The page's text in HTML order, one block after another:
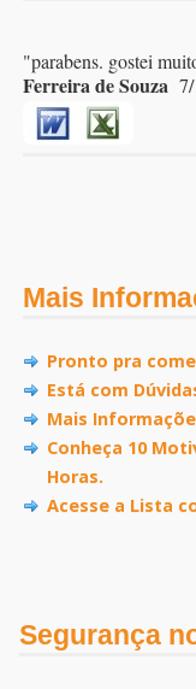
"parabens. gostei
Ferreira de Souza
Mais
Pronto pra
Está com
Mais
Conheça 10
Horas.
Acesse a Lista
Segurança